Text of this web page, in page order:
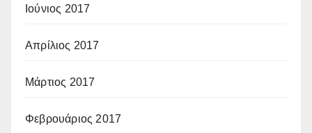
Ιούνιος 2017
Απρίλιος 2017
Μάρτιος 2017
Φεβρουάριος 2017